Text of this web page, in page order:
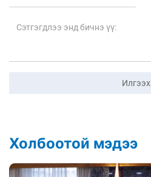
Илгээх
Холбоотой мэдээ